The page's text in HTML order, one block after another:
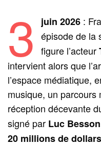
3 juin 2026:
épisode de la
figure l’acteur
intervient alors que
l’espace médiatique,
musique, un
réception décevante
signé par Luc Besson
20 millions de dollars